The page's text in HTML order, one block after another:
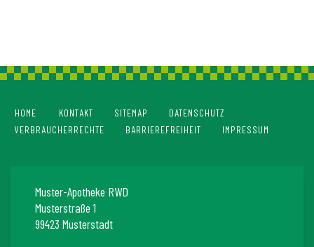
HOME KONTAKT SITEMAP
DATENSCHUTZ
VERBRAUCHERRECHTE
BARRIEREFREIHEIT IMPRESSUM
Muster-Apotheke RWD
Musterstraße 1
99423 Musterstadt